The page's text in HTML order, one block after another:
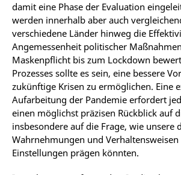
damit eine Phase der Evaluation
werden innerhalb aber auch
verschiedene Länder hinweg die
Angemessenheit politischer
Maskenpflicht bis zum Lockdown
Prozesses sollte es sein, eine bessere
zukünftige Krisen zu ermöglichen. Eine
Aufarbeitung der Pandemie erfordert
einen möglichst präzisen Rückblick auf
insbesondere auf die Frage, wie unsere
Wahrnehmungen und
Einstellungen prägen könnten.